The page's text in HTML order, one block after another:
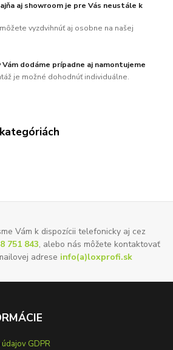
aj showroom je pre Vás neustále k
vyzdvihnúť aj osobne na našej
dodáme prípadne aj namontujeme
je možné dohodnúť individuálne.
Vám k dispozícii telefonicky aj cez
751 843, alebo nás môžete kontaktovať
adrese info(a)loxprofi.sk
GDPR